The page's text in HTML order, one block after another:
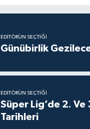
EDITÖRÜN SEÇTIĞI
Günübirlik
EDITÖRÜN SEÇTIĞI
Süper Lig’de 2. Ve
Tarihleri